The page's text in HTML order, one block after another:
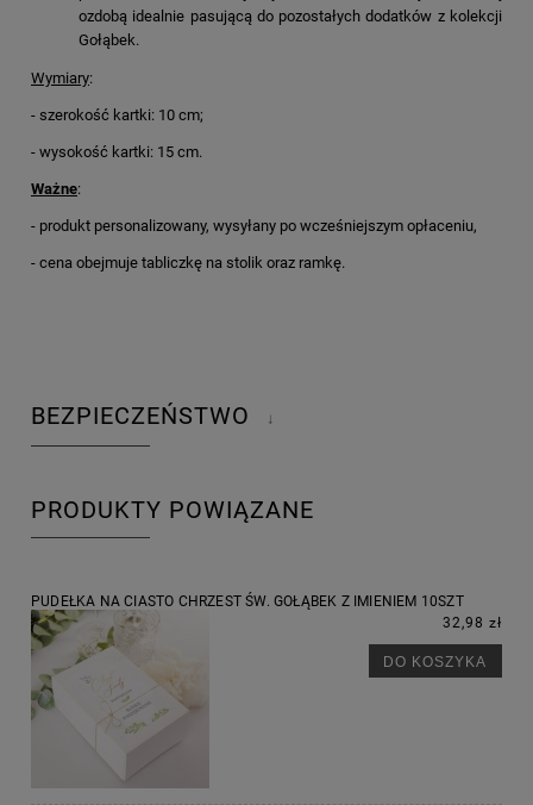
ozdobą idealnie pasującą do pozostałych dodatków z kolekcji
Gołąbek.
Wymiary:
- szerokość kartki: 10 cm;
- wysokość kartki: 15 cm.
Ważne:
- produkt personalizowany, wysyłany po wcześniejszym opłaceniu,
- cena obejmuje tabliczkę na stolik oraz ramkę.
BEZPIECZEŃSTWO ↓
PRODUKTY POWIĄZANE
PUDEŁKA NA CIASTO CHRZEST ŚW. GOŁĄBEK Z IMIENIEM 10SZT
32,98 zł
DO KOSZYKA